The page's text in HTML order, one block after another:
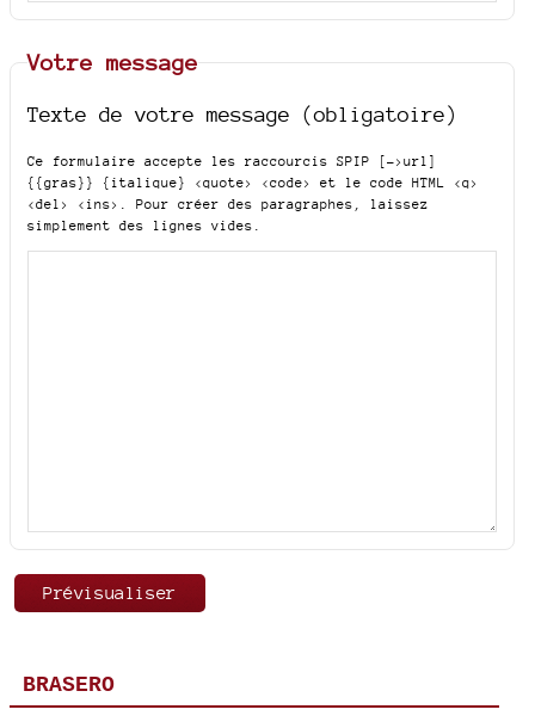
Votre message
Texte de votre message (obligatoire)
Ce formulaire accepte les raccourcis SPIP
[->url]
{{gras}} {italique} <quote> <code>
et le code HTML <q>
<del> <ins>
. Pour créer des paragraphes, laissez
simplement des lignes vides.
BRASERO